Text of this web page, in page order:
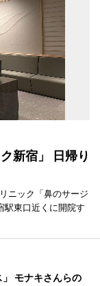
新宿」 日帰り
ニック「鼻のサージ
駅東口近くに開院す
モナキさんらの